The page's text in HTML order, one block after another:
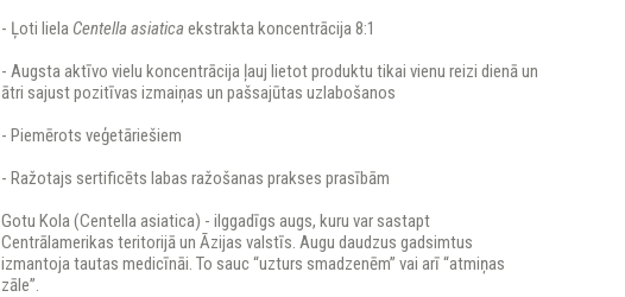
- Ļoti liela Centella asiatica ekstrakta koncentrācija 8:1
- Augsta aktīvo vielu koncentrācija ļauj lietot produktu tikai vienu reizi dienā un
ātri sajust pozitīvas izmaiņas un pašsajūtas uzlabošanos
- Piemērots veģetāriešiem
- Ražotajs sertificēts labas ražošanas prakses prasībām
Gotu Kola (Centella asiatica) - ilggadīgs augs, kuru var sastapt
Centrālamerikas teritorijā un Āzijas valstīs. Augu daudzus gadsimtus
izmantoja tautas medicīnāi. To sauc “uzturs smadzenēm” vai arī “atmiņas
zāle”.